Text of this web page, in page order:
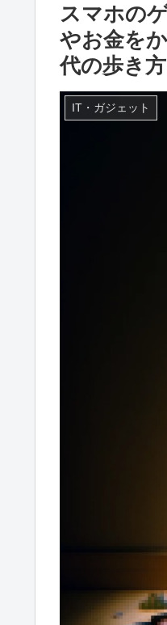
スマホの
やお金を
代の歩き
IT・ガジェット